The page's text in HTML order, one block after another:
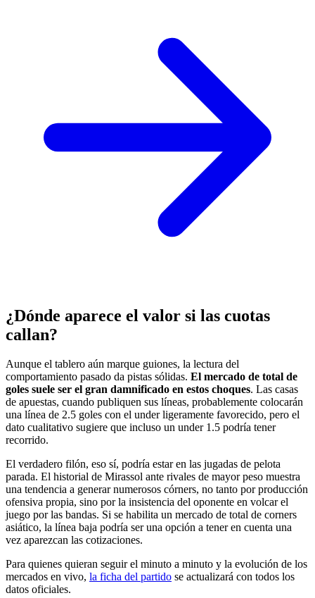
¿Dónde aparece el valor si las cuotas
callan?
Aunque el tablero aún marque guiones, la lectura del
comportamiento pasado da pistas sólidas. El mercado de total de
goles suele ser el gran damnificado en estos choques. Las casas
de apuestas, cuando publiquen sus líneas, probablemente colocarán
una línea de 2.5 goles con el under ligeramente favorecido, pero el
dato cualitativo sugiere que incluso un under 1.5 podría tener
recorrido.
El verdadero filón, eso sí, podría estar en las jugadas de pelota
parada. El historial de Mirassol ante rivales de mayor peso muestra
una tendencia a generar numerosos córners, no tanto por producción
ofensiva propia, sino por la insistencia del oponente en volcar el
juego por las bandas. Si se habilita un mercado de total de corners
asiático, la línea baja podría ser una opción a tener en cuenta una
vez aparezcan las cotizaciones.
Para quienes quieran seguir el minuto a minuto y la evolución de los
mercados en vivo, la ficha del partido se actualizará con todos los
datos oficiales.